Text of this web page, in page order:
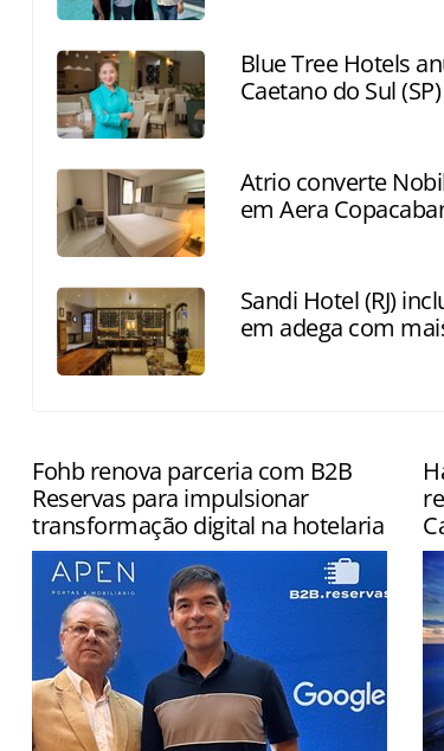
Blue Tree Hotels
Caetano do Sul (SP)
Atrio converte
em Aera
Sandi Hotel (RJ)
em adega com
Fohb renova parceria com B2B
Reservas para impulsionar
transformação digital na hotelaria